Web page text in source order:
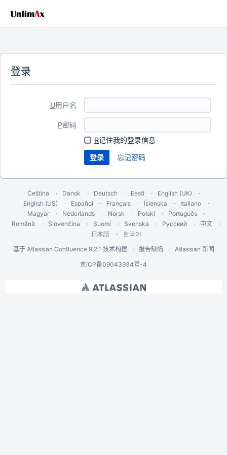
登录
U用户名
P密码
R记住我的登录信息
忘记密码
Čeština Dansk Deutsch Eesti
English (UK)
English (US)
Español Français Íslenska
Italiano
Magyar
Nederlands Norsk Polski
Português
Română
Slovenčina Suomi Svenska Русский 中文
日本語
한국어
基于 Atlassian Confluence 9.2.1 技术构建 报告缺陷
Atlassian 新闻
京ICP备09043934号-4